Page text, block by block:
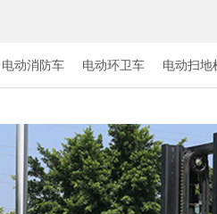
电动消防车 电动环卫车 电动扫地